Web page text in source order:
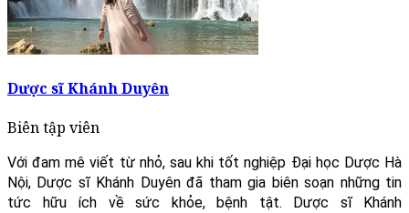
Dược sĩ Khánh Duyên
Biên tập viên
Với đam mê viết từ nhỏ, sau khi tốt nghiệp Đại học Dược Hà
Nội, Dược sĩ Khánh Duyên đã tham gia biên soạn những tin
tức hữu ích về sức khỏe, bệnh tật. Dược sĩ Khánh